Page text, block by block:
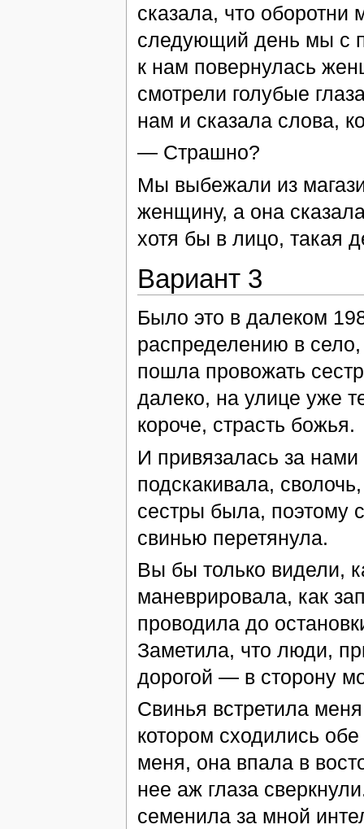
сказала, что
следующий день мы с
к нам повернулась
смотрели голубые
нам и сказала слова,
— Страшно?
Мы выбежали из
женщину, а она
хотя бы в лицо, такая
Вариант 3
Было это в далеком
распределению в
пошла провожать
далеко, на улице уже
короче, страсть божья.
И привязалась за
подскакивала,
сестры была, поэтому
свинью перетянула.
Вы бы только видели,
маневрировала, как
проводила до
Заметила, что люди,
дорогой — в сторону
Свинья встретила
котором сходились
меня, она впала в
нее аж глаза
семенила за мной